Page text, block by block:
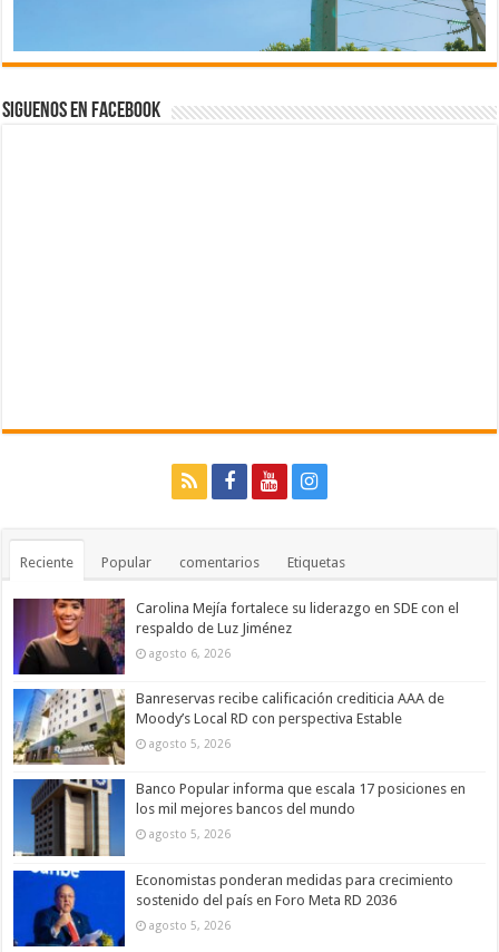
Siguenos en Facebook
Reciente Popular comentarios Etiquetas
Carolina Mejía fortalece su liderazgo en SDE con el
respaldo de Luz Jiménez
agosto 6, 2026
Banreservas recibe calificación crediticia AAA de
Moody’s Local RD con perspectiva Estable
agosto 5, 2026
Banco Popular informa que escala 17 posiciones en
los mil mejores bancos del mundo
agosto 5, 2026
Economistas ponderan medidas para crecimiento
sostenido del país en Foro Meta RD 2036
agosto 5, 2026